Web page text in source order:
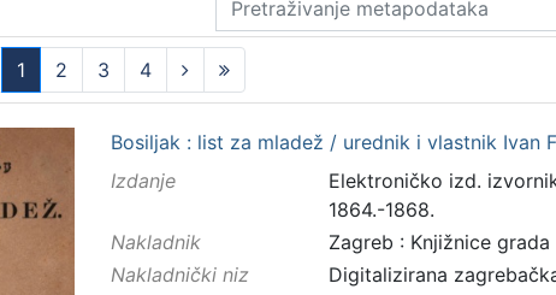
1
(current)
2 3
4
Bosiljak : list za mladež / urednik i vlastnik Ivan
Izdanje
Elektroničko izd.
1864.-1868.
Nakladnik
Zagreb : Knjižnice grada
Nakladnički niz
Digitalizirana